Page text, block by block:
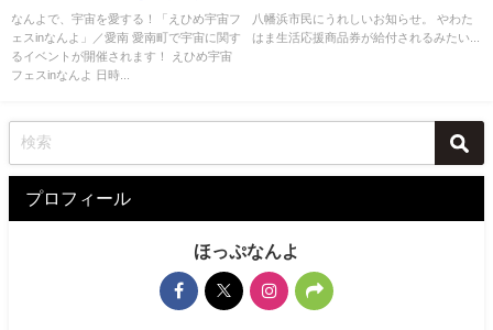
なんよで、宇宙を愛する！「えひめ宇宙フ
ェスinなんよ」／愛南 愛南町で宇宙に関す
るイベントが開催されます！ えひめ宇宙
フェスinなんよ 日時...
い
八幡浜市民にうれしいお知らせ。 やわた
はま生活応援商品券が給付されるみたい...
プロフィール
ほっぷなんよ